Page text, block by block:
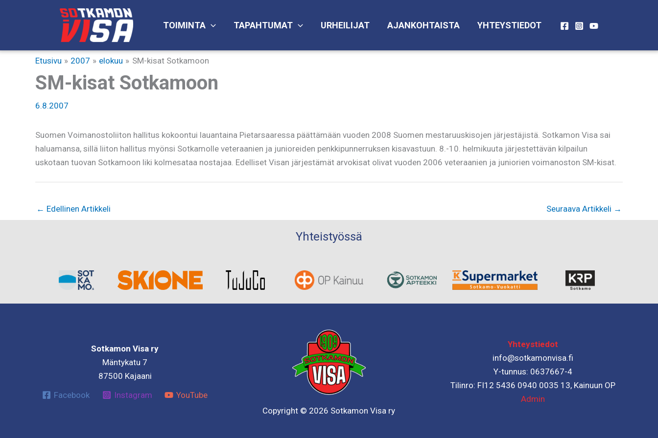
TOIMINTA TAPAHTUMAT URHEILIJAT AJANKOHTAISTA YHTEYSTIEDOT
Etusivu 2007 elokuu SM-kisat Sotkamoon
SM-kisat Sotkamoon
6.8.2007
Suomen Voimanostoliiton hallitus kokoontui lauantaina Pietarsaaressa päättämään vuoden 2008 Suomen mestaruuskisojen järjestäjistä. Sotkamon Visa sai
haluamansa, sillä liiton hallitus myönsi Sotkamolle veteraanien ja junioreiden penkkipunnerruksen kisavastuun. 8.-10. helmikuuta järjestettävän kilpailun
uskotaan tuovan Sotkamoon liki kolmesataa nostajaa. Edelliset Visan järjestämät arvokisat olivat vuoden 2006 veteraanien ja juniorien voimanoston SM-kisat.
← Edellinen Artikkeli Seuraava Artikkeli →
Yhteistyössä
Sotkamon Visa ry
Mäntykatu 7
87500 Kajaani
Facebook
Instagram
YouTube
Copyright © 2026 Sotkamon Visa ry
Yhteystiedot
info@sotkamonvisa.fi
Y-tunnus: 0637667-4
Tilinro: FI12 5436 0940 0035 13, Kainuun OP
Admin